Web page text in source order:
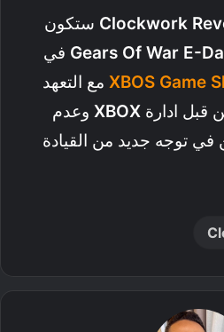
Clockwork ستكون
Gears Of War E- في
XBOS Game مع التعهد
قبل ادارة XBOX وعدم
في توجه جديد من القيادة